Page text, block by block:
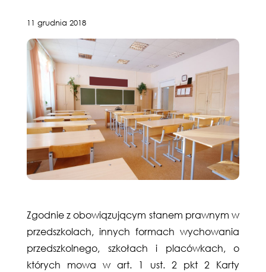
11 grudnia 2018
Zgodnie z obowiązującym stanem prawnym w
przedszkolach, innych formach wychowania
przedszkolnego, szkołach i placówkach, o
których mowa w art. 1 ust. 2 pkt 2 Karty